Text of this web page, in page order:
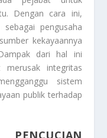
Dengan cara ini,
pengusaha
kekayaannya
dari hal ini
merusak integritas
sistem
publik terhadap